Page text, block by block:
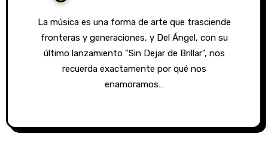
La música es una forma de arte que trasciende
fronteras y generaciones, y Del Ángel, con su
último lanzamiento "Sin Dejar de Brillar", nos
recuerda exactamente por qué nos
enamoramos…